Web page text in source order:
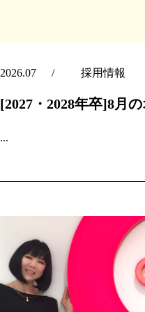
2026.07 採用情報
[2027・2028年卒]8月
...